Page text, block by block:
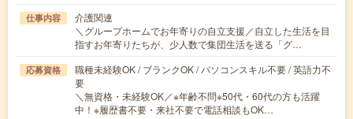
仕事内容
介護関連
＼グループホームでお年寄りの自立支援／自立した生活を目
指すお年寄りたちが、少人数で集団生活を送る「グ…
応募資格
職種未経験OK / ブランクOK / パソコンスキル不要 / 英語力不
要
＼無資格・未経験OK／※年齢不問※50代・60代の方も活躍
中！※履歴書不要・来社不要で電話相談もOK…